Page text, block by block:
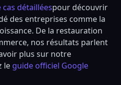
détailléespour découvrir
des entreprises comme la
De la restauration
nos résultats parlent
plus sur notre
le guide officiel Google